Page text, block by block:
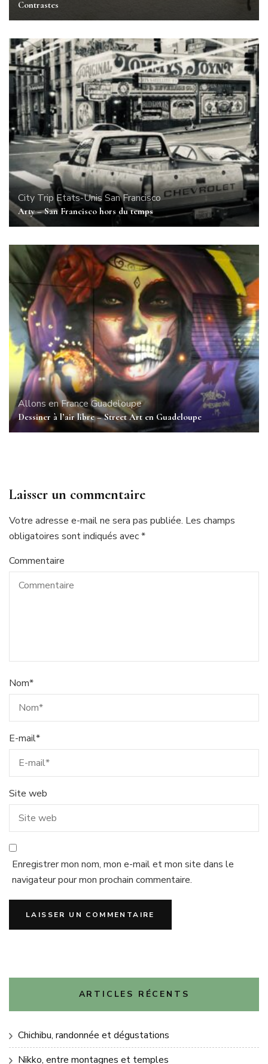
Contrastes
City Trip Etats-UnisSan Francisco
Arty – San Francisco hors du temps
Allons en France Guadeloupe
Dessiner à l’air libre – Street Art en Guadeloupe
Laisser un commentaire
Votre adresse e-mail ne sera pas publiée. Les champs
obligatoires sont indiqués avec*
Commentaire
Nom*
E-mail*
Site web
Enregistrer mon nom, mon e-mail et mon site dans le
navigateur pour mon prochain commentaire.
ARTICLES RÉCENTS
Chichibu, randonnée et dégustations
Nikko, entre montagnes et temples